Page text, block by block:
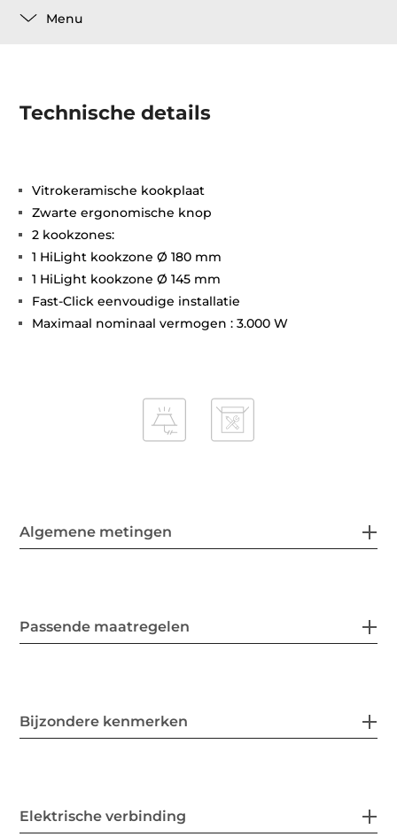
Menu
Technische details
Vitrokeramische kookplaat
Zwarte ergonomische knop
2 kookzones:
1 HiLight kookzone Ø 180 mm
1 HiLight kookzone Ø 145 mm
Fast-Click eenvoudige installatie
Maximaal nominaal vermogen : 3.000 W
Algemene metingen
Passende maatregelen
Bijzondere kenmerken
Elektrische verbinding